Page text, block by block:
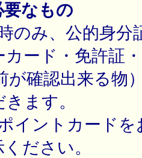
要なもの
のみ、公的身分
カード・免許証
が確認出来る物
ます。
イントカードを
ださい。